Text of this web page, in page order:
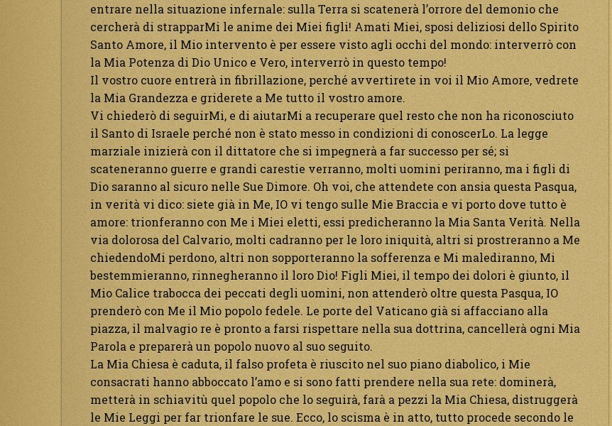
entrare nella situazione infernale: sulla Terra si scatenerà l’orrore del demonio che
cercherà di strapparMi le anime dei Miei figli! Amati Miei, sposi deliziosi dello Spirito
Santo Amore, il Mio intervento è per essere visto agli occhi del mondo: interverrò con
la Mia Potenza di Dio Unico e Vero, interverrò in questo tempo!
Il vostro cuore entrerà in fibrillazione, perché avvertirete in voi il Mio Amore, vedrete
la Mia Grandezza e griderete a Me tutto il vostro amore.
Vi chiederò di seguirMi, e di aiutarMi a recuperare quel resto che non ha riconosciuto
il Santo di Israele perché non è stato messo in condizioni di conoscerLo. La legge
marziale inizierà con il dittatore che si impegnerà a far successo per sé; si
scateneranno guerre e grandi carestie verranno, molti uomini periranno, ma i figli di
Dio saranno al sicuro nelle Sue Dimore. Oh voi, che attendete con ansia questa Pasqua,
in verità vi dico: siete già in Me, IO vi tengo sulle Mie Braccia e vi porto dove tutto è
amore: trionferanno con Me i Miei eletti, essi predicheranno la Mia Santa Verità. Nella
via dolorosa del Calvario, molti cadranno per le loro iniquità, altri si prostreranno a Me
chiedendoMi perdono, altri non sopporteranno la sofferenza e Mi malediranno, Mi
bestemmieranno, rinnegheranno il loro Dio! Figli Miei, il tempo dei dolori è giunto, il
Mio Calice trabocca dei peccati degli uomini, non attenderò oltre questa Pasqua, IO
prenderò con Me il Mio popolo fedele. Le porte del Vaticano già si affacciano alla
piazza, il malvagio re è pronto a farsi rispettare nella sua dottrina, cancellerà ogni Mia
Parola e preparerà un popolo nuovo al suo seguito.
La Mia Chiesa è caduta, il falso profeta è riuscito nel suo piano diabolico, i Mie
consacrati hanno abboccato l’amo e si sono fatti prendere nella sua rete: dominerà,
metterà in schiavitù quel popolo che lo seguirà, farà a pezzi la Mia Chiesa, distruggerà
le Mie Leggi per far trionfare le sue. Ecco, lo scisma è in atto, tutto procede secondo le